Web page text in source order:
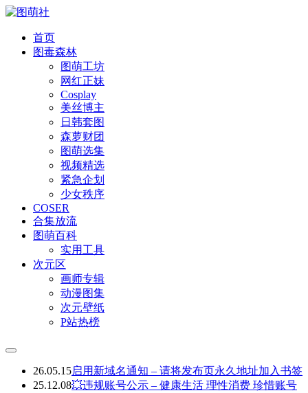
首页
图毒森林
图萌工坊
网红正妹
Cosplay
美丝博主
日韩套图
森萝财团
图萌选集
视频精选
紧急企划
少女秩序
COSER
合集放流
图萌百科
实用工具
次元区
画师专辑
动漫图集
次元壁纸
P站热榜
26.05.15启用新域名通知 – 请将发布页永久地址加入书签
25.12.08💥违规账号公示 – 健康生活 理性消费 珍惜账号